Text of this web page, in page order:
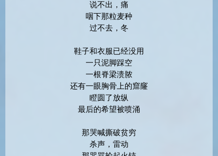
说不出，痛
咽下那粒麦种
过不去，冬
鞋子和衣服已经没用
一只泥脚踩空
一根脊梁溃脓
还有一眼胸骨上的窟窿
瞪圆了放纵
最后的希望被喷涌
那哭喊撕破贫穷
杀声，雷动